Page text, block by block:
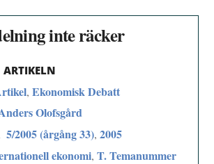
inte räcker
ARTIKELN
,Ekonomisk Debatt
Olofsgård
5/2005 (årgång 33),2005
ekonomi,T. Temanummer